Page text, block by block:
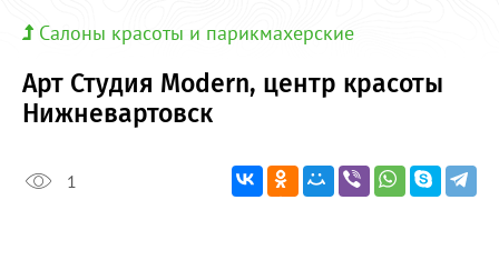
Салоны красоты и парикмахерские
Арт Студия Modern, центр красоты
Нижневартовск
1